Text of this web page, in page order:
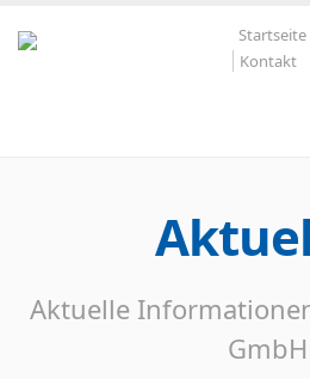
Startseite
Kontakt
Aktuelle
GmbH